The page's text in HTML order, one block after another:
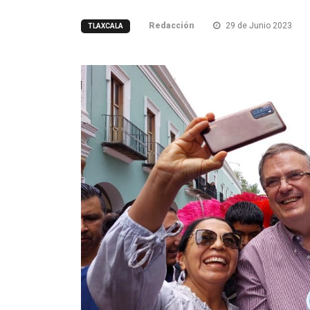
TLAXCALA Redacción 29 de Junio 2023